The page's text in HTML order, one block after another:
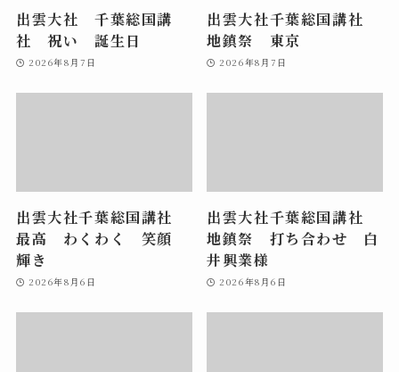
出雲大社 千葉総国講
社 祝い 誕生日
2026年8月7日
出雲大社千葉総国講社
地鎮祭 東京
2026年8月7日
出雲大社千葉総国講社
最高 わくわく 笑顔
輝き
2026年8月6日
出雲大社千葉総国講社
地鎮祭 打ち合わせ 白
井興業様
2026年8月6日